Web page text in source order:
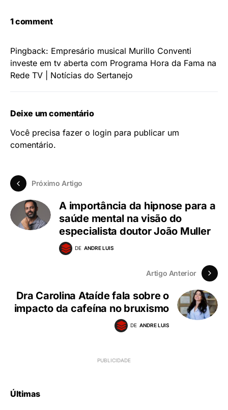
1 comment
Pingback: Empresário musical Murillo Conventi
investe em tv aberta com Programa Hora da Fama na
Rede TV | Notícias do Sertanejo
Deixe um comentário
Você precisa fazer o login para publicar um
comentário.
Próximo Artigo
A importância da hipnose para a
saúde mental na visão do
especialista doutor João Muller
DE ANDRE LUIS
Artigo Anterior
Dra Carolina Ataíde fala sobre o
impacto da cafeína no bruxismo
DE ANDRE LUIS
Últimas